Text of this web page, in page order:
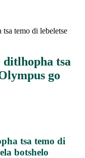
temo di lebeletse
ditlhopha tsa
go
tsa temo di
botshelo